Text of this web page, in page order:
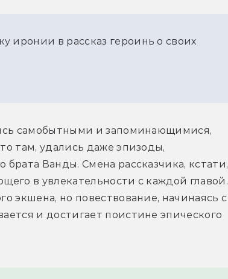
иронии в рассказ героинь о своих
самобытными и запоминающимися,
там, удались даже эпизоды,
Ванды. Смена рассказчика, кстати,
в увлекательности с каждой главой.
экшена, но повествование, начинаясь с
и достигает поистине эпического